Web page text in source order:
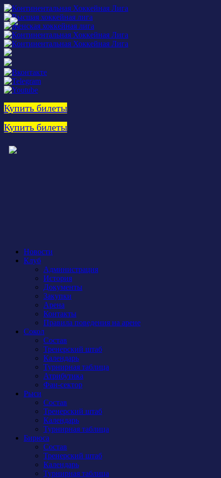
Купить билеты
Купить билеты
Новости
Клуб
Администрация
История
Документы
Закупки
Арена
Контакты
Правила поведения на арене
Сокол
Состав
Тренерский штаб
Календарь
Турнирная таблица
Атрибутика
Фан-сектор
Рыси
Состав
Тренерский штаб
Календарь
Турнирная таблица
Бирюса
Состав
Тренерский штаб
Календарь
Турнирная таблица